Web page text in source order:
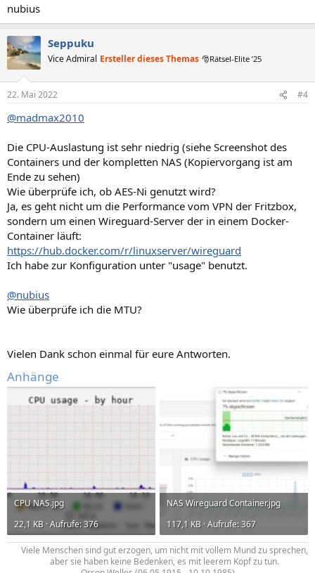
nubius
Seppuku
Vice Admiral Ersteller dieses Themas 🎅Rätsel-Elite ’25
22. Mai 2022 #4
@madmax2010
Die CPU-Auslastung ist sehr niedrig (siehe Screenshot des
Containers und der kompletten NAS (Kopiervorgang ist am
Ende zu sehen)
Wie überprüfe ich, ob AES-Ni genutzt wird?
Ja, es geht nicht um die Performance vom VPN der Fritzbox,
sondern um einen Wireguard-Server der in einem Docker-
Container läuft:
https://hub.docker.com/r/linuxserver/wireguard
Ich habe zur Konfiguration unter "usage" benutzt.
@nubius
Wie überprüfe ich die MTU?
Vielen Dank schon einmal für eure Antworten.
Anhänge
CPU NAS.jpg
22,1 KB · Aufrufe: 376
NAS Wireguard Container.jpg
117,1 KB · Aufrufe: 367
Viele Menschen sind gut erzogen, um nicht mit vollem Mund zu sprechen,
aber sie haben keine Bedenken, es mit leerem Kopf zu tun.​